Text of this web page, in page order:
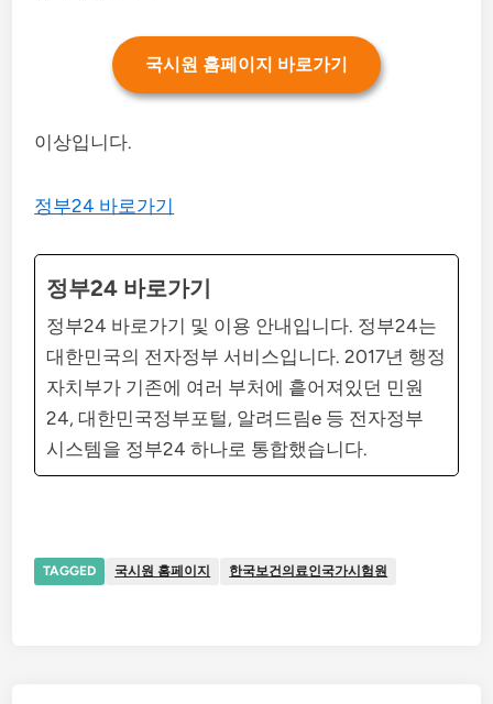
국시원 홈페이지 바로가기
이상입니다.
정부24 바로가기
정부24 바로가기
정부24 바로가기 및 이용 안내입니다. 정부24는
대한민국의 전자정부 서비스입니다. 2017년 행정
자치부가 기존에 여러 부처에 흩어져있던 민원
24, 대한민국정부포털, 알려드림e 등 전자정부
시스템을 정부24 하나로 통합했습니다.
TAGGED 국시원 홈페이지 한국보건의료인국가시험원